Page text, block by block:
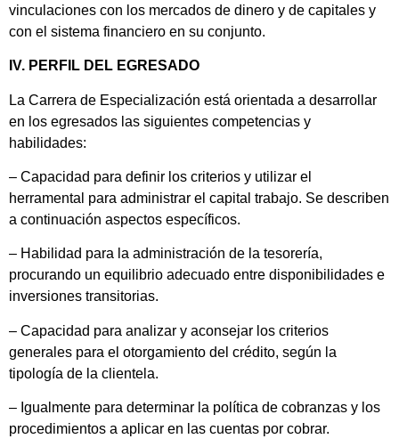
vinculaciones con los mercados de dinero y de capitales y
con el sistema financiero en su conjunto.
IV. PERFIL DEL EGRESADO
La Carrera de Especialización está orientada a desarrollar
en los egresados las siguientes competencias y
habilidades:
– Capacidad para definir los criterios y utilizar el
herramental para administrar el capital trabajo. Se describen
a continuación aspectos específicos.
– Habilidad para la administración de la tesorería,
procurando un equilibrio adecuado entre disponibilidades e
inversiones transitorias.
– Capacidad para analizar y aconsejar los criterios
generales para el otorgamiento del crédito, según la
tipología de la clientela.
– Igualmente para determinar la política de cobranzas y los
procedimientos a aplicar en las cuentas por cobrar.